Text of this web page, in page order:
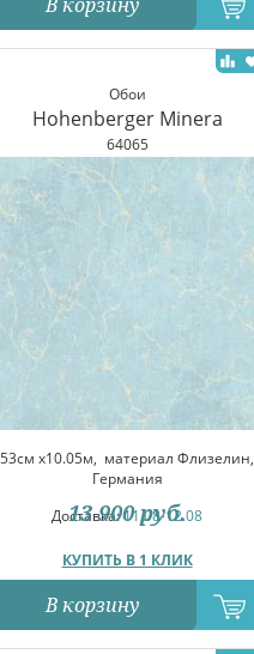
Обои
Hohenberger Minera
64065
53см x10.05м, материал Флизелин,
Германия
Доставка:11.08-12.08
КУПИТЬ В 1 КЛИК
13 900 руб.
В корзину